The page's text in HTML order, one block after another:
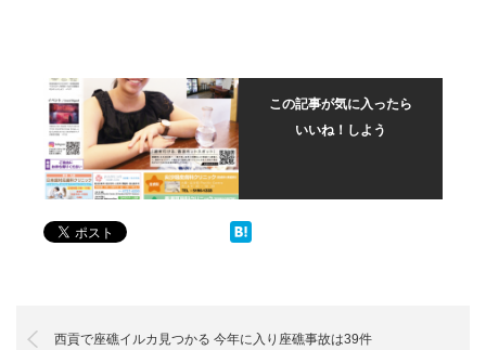
この記事が気に入ったら
いいね！しよう
西貢で座礁イルカ見つかる 今年に入り座礁事故は39件